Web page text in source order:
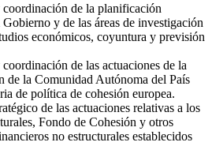
de la planificación
y de las áreas de investigación
económicos, coyuntura y previsión
de las actuaciones de la
de la Comunidad Autónoma del País
de política de cohesión europea.
de las actuaciones relativas a los
Fondo de Cohesión y otros
no estructurales establecidos